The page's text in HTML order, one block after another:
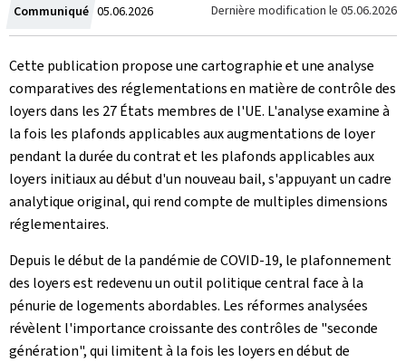
Communiqué Crée
le
05.06.2026 Dernière modification le 05.06.2026
Cette publication propose une cartographie et une analyse
comparatives des réglementations en matière de contrôle des
loyers dans les 27 États membres de l'UE. L'analyse examine à
la fois les plafonds applicables aux augmentations de loyer
pendant la durée du contrat et les plafonds applicables aux
loyers initiaux au début d'un nouveau bail, s'appuyant un cadre
analytique original, qui rend compte de multiples dimensions
réglementaires.
Depuis le début de la pandémie de COVID-19, le plafonnement
des loyers est redevenu un outil politique central face à la
pénurie de logements abordables. Les réformes analysées
révèlent l'importance croissante des contrôles de "seconde
génération", qui limitent à la fois les loyers en début de